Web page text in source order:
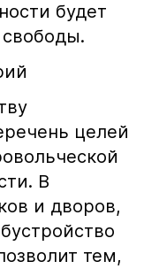
будет
целей
В
и дворов,
тем,